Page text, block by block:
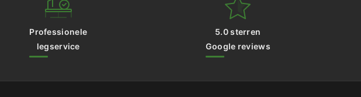
Professionele
legservice
5.0 sterren
Google reviews